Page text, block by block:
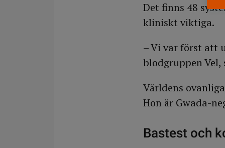
Det finns 48
kliniskt viktiga.
– Vi var först att
blodgruppen Vel,
Världens
Hon är Gwada-
Bastest och